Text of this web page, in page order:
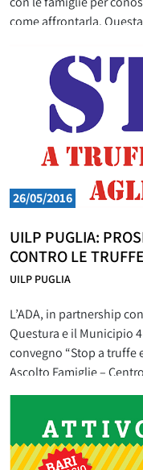
come affrontarla.
Federazione Nazionale
26/05/2016
UILP PUGLIA:
CONTRO LE
UILP PUGLIA
L’ADA, in partnership
Questura e il Municipio
convegno “Stop a truffe
Ascolto Famiglie –
Pace – Quartiere Santa